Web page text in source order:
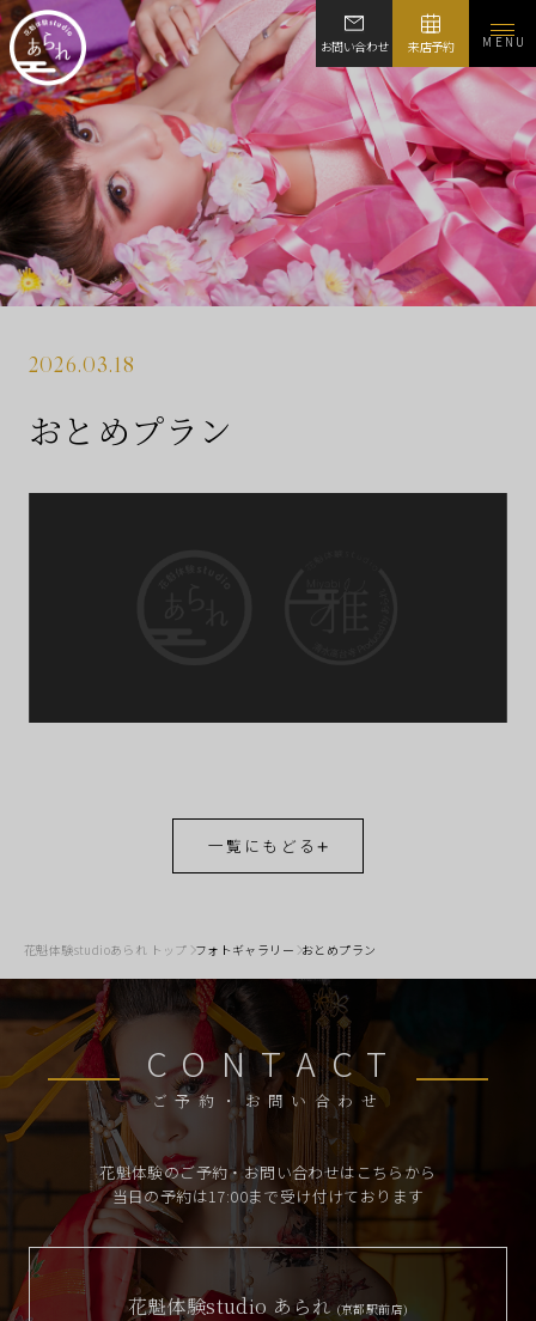
お問い合わせ 来店予約 MENU
2026.03.18
おとめプラン
一覧にもどる
花魁体験studioあられ トップ フォトギャラリー おとめプラン
CONTACT
ご予約・お問い合わせ
花魁体験のご予約・お問い合わせはこちらから
当日の予約は17:00まで受け付けております
花魁体験studio あられ (京都駅前店)